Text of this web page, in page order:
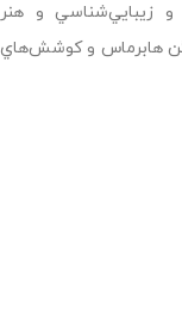
زيبايي‌شناسي و هنر
هابرماس و كوشش‌هاي